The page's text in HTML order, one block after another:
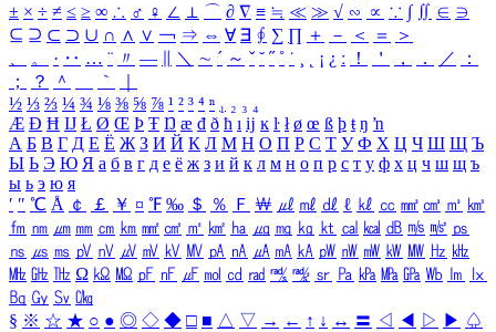
± × ÷ ≠ ≤ ≥ ∞ ∴ ♂ ♀ ∠ ⊥ ⌒ ∂ ∇ ≡ ≒ ≪ ≫ √ ∽ ∝ ∵ ∫ ∬ ∈ ∋
⊆ ⊇ ⊂ ⊃ ∪ ∩ ∧ ∨ ￢ ⇒ ⇔ ∀ ∃ ∮ ∑ ∏ ＋ － ＜ ＝
＞
、
。 · ‥ … ¨ 〃 ― ＼ ∼ ´ ～ ˇ ˘ ˝ ˚ ˙ ¸ ¡ ¿ ː ！ ＇ ， ． ／
：
；
？ ＾ ｀
½ ⅓ ⅔ ¼ ¾ ⅛ ⅜ ⅝ ⅞ ¹ ² ³ ⁴ ⁿ ₁ ₂ ₃ ₄
Æ Ð Ħ Ĳ Ł Ø Œ Þ Ŧ Ŋ æ đ ð ħ ı ĳ ĸ ŀ ł ø œ ß þ ŧ ŋ ŉ
А Б В Г Д Е Ё Ж З И Й К Л М Н О П Р С Т У Ф Х Ц Ч Ш Щ Ъ
Ы Ь Э Ю Я а б в г д е ё ж з и й к л м н о п р с т у ф х ц ч ш щ ъ
ы ь э ю я
′ ″ ℃ Å ￠ ￡ ￥ ¤ ℉ ‰ ＄ ％ Ｆ ￦ ㎕ ㎖ ㎗ ℓ ㎘ ㏄ ㎣ ㎤ ㎥ ㎦
㎙ ㎚ ㎛ ㎜ ㎝ ㎞ ㎟ ㎠ ㎡ ㎢ ㏊ ㎍ ㎎ ㎏ ㏏ ㎈ ㎉ ㏈ ㎧ ㎨ ㎰
㎱ ㎲ ㎳ ㎴ ㎵ ㎶ ㎷ ㎸ ㎹ ㎀ ㎁ ㎂ ㎃ ㎄ ㎺ ㎻ ㎽ ㎾ ㎿ ㎐ ㎑
㎒ ㎓ ㎔ Ω ㏀ ㏁ ㎊ ㎋ ㎌ ㏖ ㏅ ㎭ ㎮ ㎯ ㏛ ㎩ ㎪ ㎫ ㎬ ㏝ ㏐
㏓
㏃ ㏉ ㏜ ㏆
§ ※ ☆ ★ ○ ● ◎ ◇ ◆ □ ■ △ ▽ → ← ↑ ↓ ↔ 〓 ◁ ◀ ▷ ▶ ♤